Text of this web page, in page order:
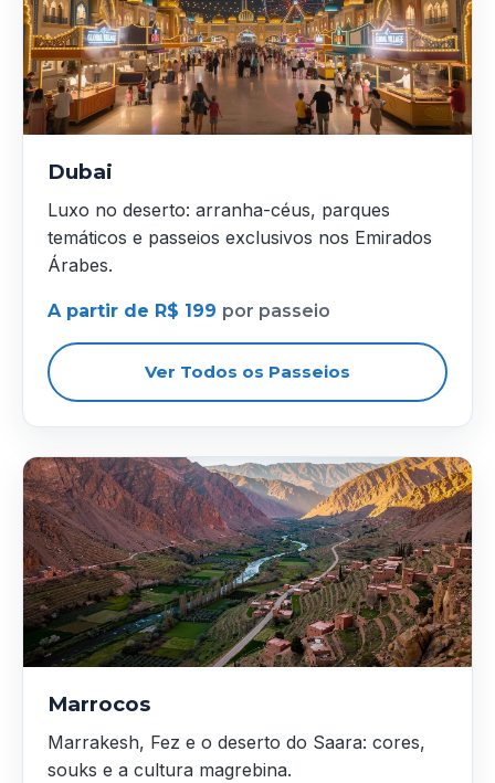
Dubai
Luxo no deserto: arranha-céus, parques
temáticos e passeios exclusivos nos Emirados
Árabes.
A partir de R$ 199 por passeio
Ver Todos os Passeios
Marrocos
Marrakesh, Fez e o deserto do Saara: cores,
souks e a cultura magrebina.